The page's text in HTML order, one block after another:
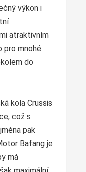
výkon i
atraktivním
pro mnohé
do
kola Crussis
což s
pak
Bafang je
má